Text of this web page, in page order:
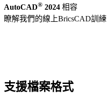
AutoCAD® 2024 相容
瞭解我們的線上BricsCAD訓練
支援檔案格式